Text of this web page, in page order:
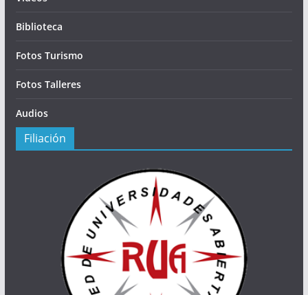
Biblioteca
Fotos Turismo
Fotos Talleres
Audios
Filiación